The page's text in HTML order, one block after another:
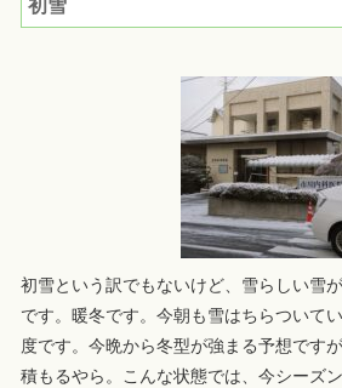
初雪
初雪という訳でもないけど、雪らしい雪
です。暖冬です。今朝も雪はちらついて
度です。今晩から冬型が強まる予想です
積もるやら。こんな状態では、今シーズ